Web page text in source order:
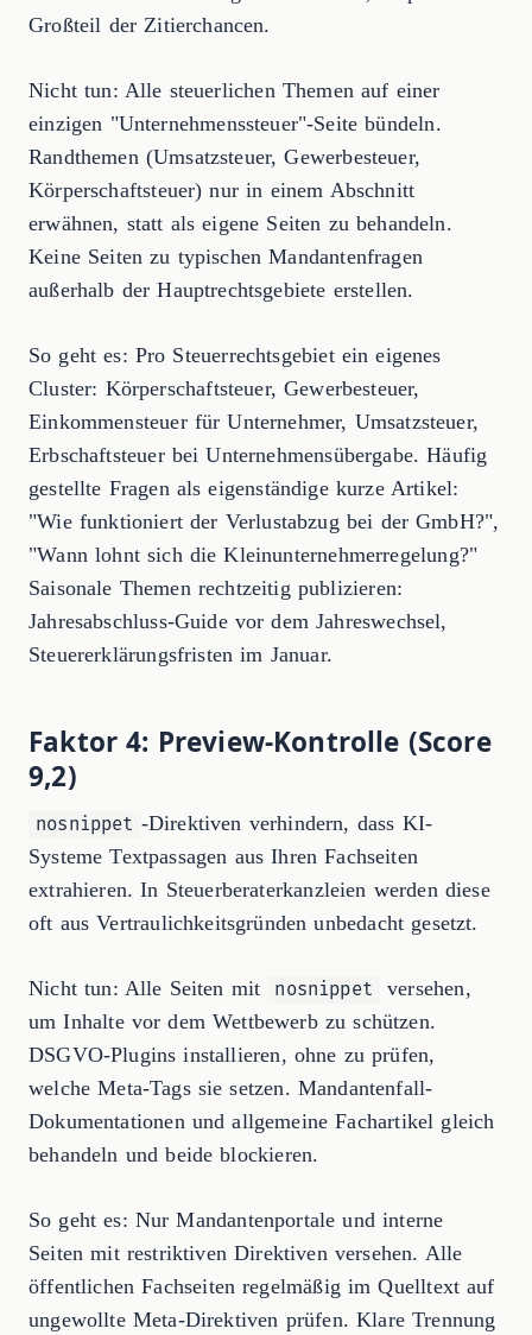
Großteil der Zitierchancen.
Nicht tun: Alle steuerlichen Themen auf einer
einzigen "Unternehmenssteuer"-Seite bündeln.
Randthemen (Umsatzsteuer, Gewerbesteuer,
Körperschaftsteuer) nur in einem Abschnitt
erwähnen, statt als eigene Seiten zu behandeln.
Keine Seiten zu typischen Mandantenfragen
außerhalb der Hauptrechtsgebiete erstellen.
So geht es: Pro Steuerrechtsgebiet ein eigenes
Cluster: Körperschaftsteuer, Gewerbesteuer,
Einkommensteuer für Unternehmer, Umsatzsteuer,
Erbschaftsteuer bei Unternehmensübergabe. Häufig
gestellte Fragen als eigenständige kurze Artikel:
"Wie funktioniert der Verlustabzug bei der GmbH?",
"Wann lohnt sich die Kleinunternehmerregelung?"
Saisonale Themen rechtzeitig publizieren:
Jahresabschluss-Guide vor dem Jahreswechsel,
Steuererklärungsfristen im Januar.
Faktor 4: Preview-Kontrolle (Score
9,2)
nosnippet -Direktiven verhindern, dass KI-
Systeme Textpassagen aus Ihren Fachseiten
extrahieren. In Steuerberaterkanzleien werden diese
oft aus Vertraulichkeitsgründen unbedacht gesetzt.
Nicht tun: Alle Seiten mit nosnippet
versehen,
um Inhalte vor dem Wettbewerb zu schützen.
DSGVO-Plugins installieren, ohne zu prüfen,
welche Meta-Tags sie setzen. Mandantenfall-
Dokumentationen und allgemeine Fachartikel gleich
behandeln und beide blockieren.
So geht es: Nur Mandantenportale und interne
Seiten mit restriktiven Direktiven versehen. Alle
öffentlichen Fachseiten regelmäßig im Quelltext auf
ungewollte Meta-Direktiven prüfen. Klare Trennung